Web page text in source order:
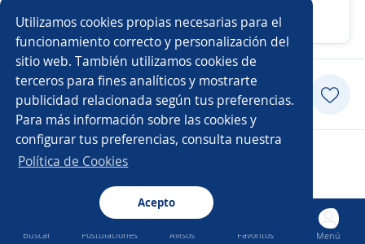
Utilizamos cookies propias necesarias para el
funcionamiento correcto y personalización del
sitio web. También utilizamos cookies de
terceros para fines analíticos y mostrarte
publicidad relacionada según tus preferencias.
Para más información sobre las cookies y
configurar tus preferencias, consulta nuestra
Política de Cookies
Acepto
Buscar Postulaciones Avisos Favoritos Menú
Hace 5 días
Postularme
Copyright 2014 - 2026 DGNET LTD.
Aviso legal